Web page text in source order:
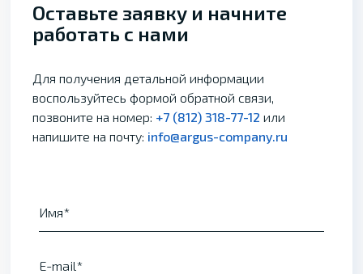
Оставьте заявку и начните
работать с нами
Для получения детальной информации
воспользуйтесь формой обратной связи,
позвоните на номер: +7 (812) 318-77-12 или
напишите на почту: info@argus-company.ru
Имя
E-mail